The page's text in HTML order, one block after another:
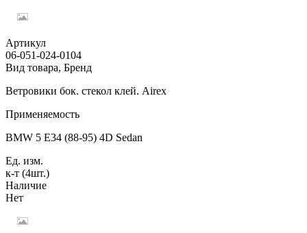
Артикул
06-051-024-0104
Вид товара, Бренд
Ветровики бок. стекол клей. Airex
Применяемость
BMW 5 E34 (88-95) 4D Sedan
Ед. изм.
к-т (4шт.)
Наличие
Нет